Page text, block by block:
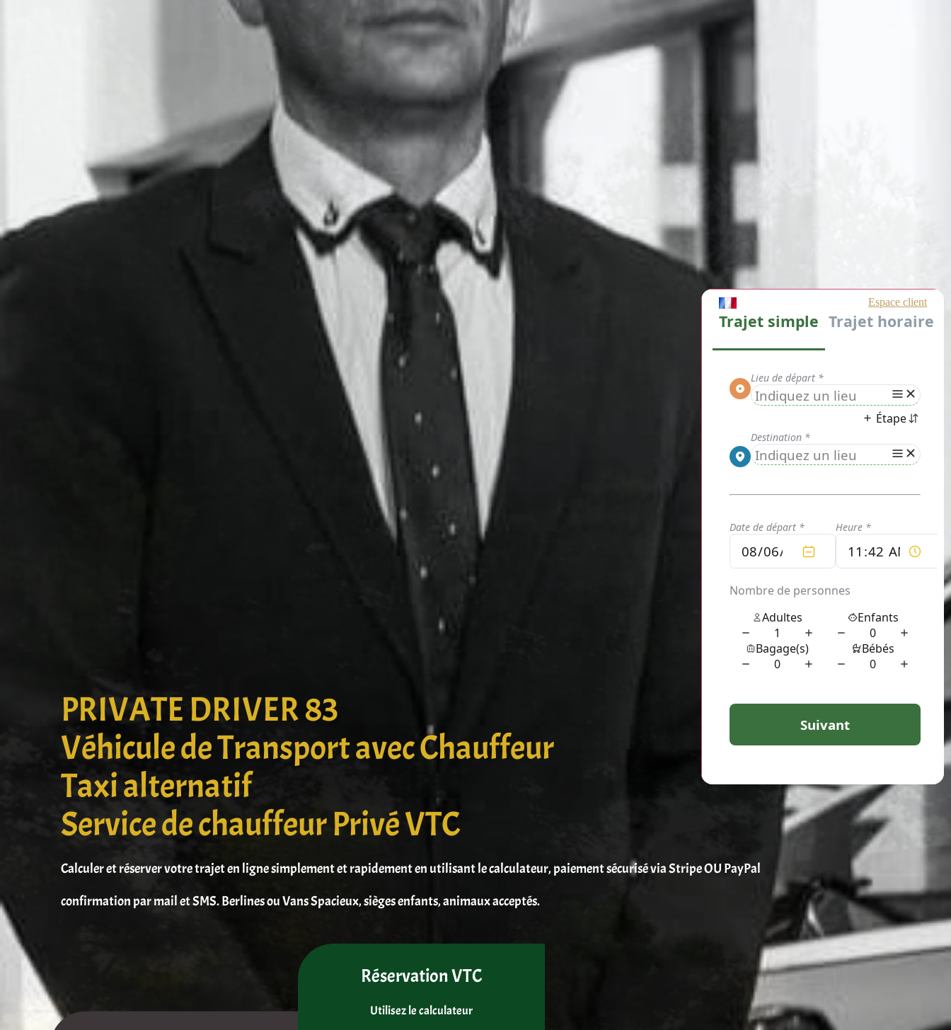
PRIVATE DRIVER 83
Véhicule de Transport avec Chauffeur
Taxi alternatif
Service de chauffeur Privé VTC
Calculer et réserver votre trajet en ligne simplement et rapidement en utilisant le calculateur, paiement sécurisé via Stripe OU PayPal
confirmation par mail et SMS. Berlines ou Vans Spacieux, sièges enfants, animaux acceptés.
Réservation VTC
Utilisez le calculateur